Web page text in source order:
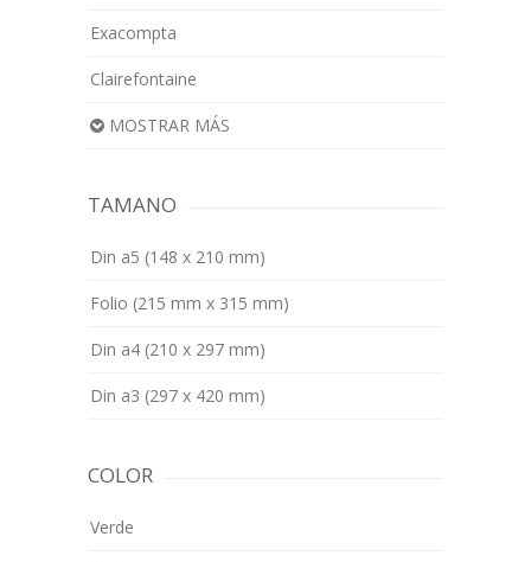
Exacompta
Clairefontaine
MOSTRAR MÁS
TAMANO
Din a5 (148 x 210 mm)
Folio (215 mm x 315 mm)
Din a4 (210 x 297 mm)
Din a3 (297 x 420 mm)
COLOR
Verde